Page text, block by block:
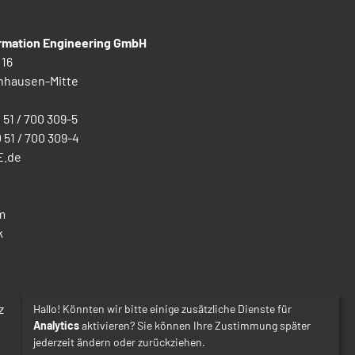
Engineering GmbH
Mitte
51 / 700 309-5
51 / 700 309-4
Hallo! Könnten wir bitte einige zusätzliche Dienste für
Analyticsaktivieren? Sie können Ihre Zustimmung später
jederzeit ändern oder zurückziehen.